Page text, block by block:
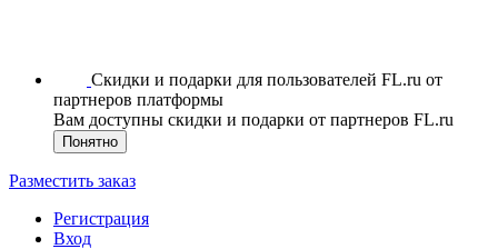
Скидки и подарки для пользователей FL.ru от
партнеров платформы
Вам доступны скидки и подарки от партнеров FL.ru
Понятно
Разместить заказ
Регистрация
Вход